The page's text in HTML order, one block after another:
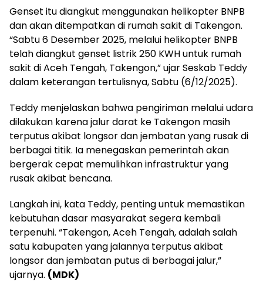
Genset itu diangkut menggunakan helikopter BNPB
dan akan ditempatkan di rumah sakit di Takengon.
“Sabtu 6 Desember 2025, melalui helikopter BNPB
telah diangkut genset listrik 250 KWH untuk rumah
sakit di Aceh Tengah, Takengon,” ujar Seskab Teddy
dalam keterangan tertulisnya, Sabtu (6/12/2025).
Teddy menjelaskan bahwa pengiriman melalui udara
dilakukan karena jalur darat ke Takengon masih
terputus akibat longsor dan jembatan yang rusak di
berbagai titik. Ia menegaskan pemerintah akan
bergerak cepat memulihkan infrastruktur yang
rusak akibat bencana.
Langkah ini, kata Teddy, penting untuk memastikan
kebutuhan dasar masyarakat segera kembali
terpenuhi. “Takengon, Aceh Tengah, adalah salah
satu kabupaten yang jalannya terputus akibat
longsor dan jembatan putus di berbagai jalur,”
ujarnya. (MDK)